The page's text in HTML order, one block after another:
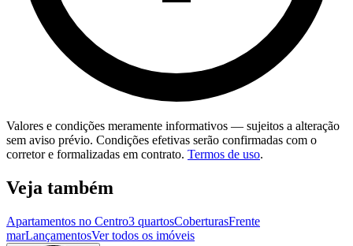
Valores e condições meramente informativos — sujeitos a alteração
sem aviso prévio. Condições efetivas serão confirmadas com o
corretor e formalizadas em contrato. Termos de uso.
Veja também
Apartamentos no Centro3 quartosCoberturasFrente
marLançamentosVer todos os imóveis